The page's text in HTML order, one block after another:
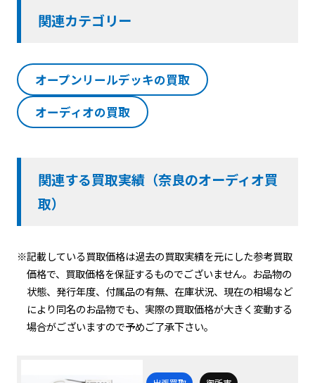
関連カテゴリー
オープンリールデッキの買取
オーディオの買取
関連する買取実績（奈良のオーディオ買
取）
※記載している買取価格は過去の買取実績を元にした参考買取
価格で、買取価格を保証するものでございません。お品物の
状態、発行年度、付属品の有無、在庫状況、現在の相場など
により同名のお品物でも、実際の買取価格が大きく変動する
場合がございますので予めご了承下さい。